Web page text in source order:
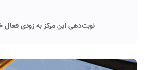
نوبت‌دهی این مرکز به زودی فعال